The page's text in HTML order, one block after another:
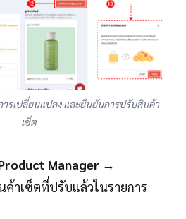
รเปลี่ยนแปลง และยืนยันการปรับสินค้า
เซ็ต
Manager →
ค้าเซ็ตที่ปรับแล้วในรายการ